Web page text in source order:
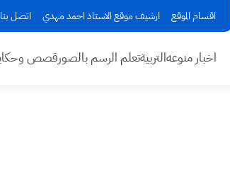
اقسام الموقع ارشيف موقع الاستاذ احمد مهدي اتصل بنا
اخبار منوعهالتربيةتعلم الرسم بالصورقصص